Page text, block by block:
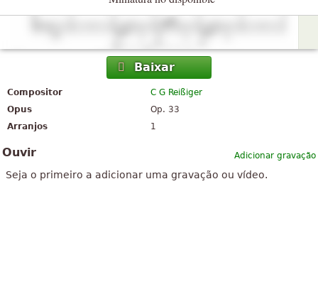
Baixar
Compositor
C G Reißiger
Opus
Op. 33
Arranjos
1
Adicionar gravação
Ouvir
Seja o primeiro a adicionar uma gravação ou vídeo.